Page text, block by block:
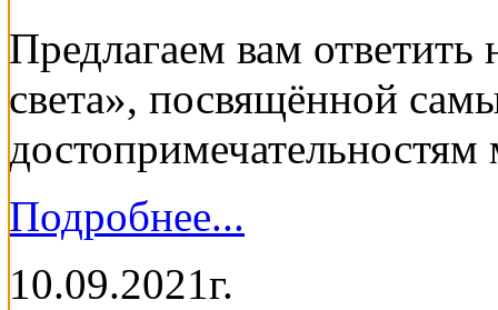
Предлагаем вам
света», посвящённой
достопримечательностям
Подробнее...
10.09.2021г.